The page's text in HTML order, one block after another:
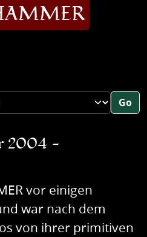
Go
2004 -
vor einigen
war nach dem
von ihrer primitiven